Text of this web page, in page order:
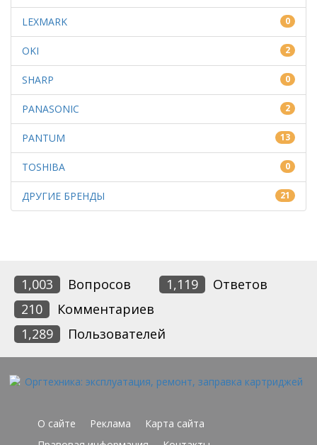
LEXMARK 0
OKI 2
SHARP 0
PANASONIC 2
PANTUM 13
TOSHIBA 0
ДРУГИЕ БРЕНДЫ 21
1,003 Вопросов 1,119
Ответов
210
Комментариев
1,289
Пользователей
О сайте Реклама
Карта сайта